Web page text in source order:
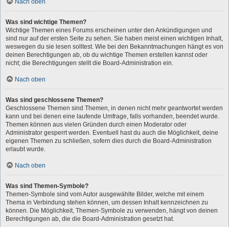
Nach oben
Was sind wichtige Themen?
Wichtige Themen eines Forums erscheinen unter den Ankündigungen und
sind nur auf der ersten Seite zu sehen. Sie haben meist einen wichtigen Inhalt,
weswegen du sie lesen solltest. Wie bei den Bekanntmachungen hängt es von
deinen Berechtigungen ab, ob du wichtige Themen erstellen kannst oder
nicht; die Berechtigungen stellt die Board-Administration ein.
Nach oben
Was sind geschlossene Themen?
Geschlossene Themen sind Themen, in denen nicht mehr geantwortet werden
kann und bei denen eine laufende Umfrage, falls vorhanden, beendet wurde.
Themen können aus vielen Gründen durch einen Moderator oder
Administrator gesperrt werden. Eventuell hast du auch die Möglichkeit, deine
eigenen Themen zu schließen, sofern dies durch die Board-Administration
erlaubt wurde.
Nach oben
Was sind Themen-Symbole?
Themen-Symbole sind vom Autor ausgewählte Bilder, welche mit einem
Thema in Verbindung stehen können, um dessen Inhalt kennzeichnen zu
können. Die Möglichkeit, Themen-Symbole zu verwenden, hängt von deinen
Berechtigungen ab, die die Board-Administration gesetzt hat.